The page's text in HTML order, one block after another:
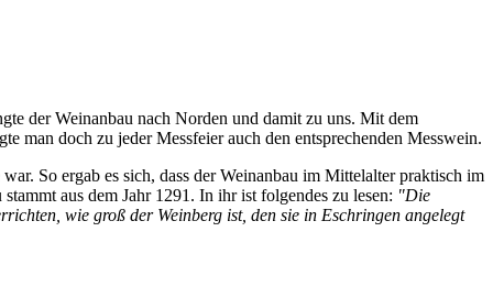
der Weinanbau nach Norden und damit zu uns. Mit dem
man doch zu jeder Messfeier auch den entsprechenden Messwein.
So ergab es sich, dass der Weinanbau im Mittelalter praktisch im
aus dem Jahr 1291. In ihr ist folgendes zu lesen: "Die
wie groß der Weinberg ist, den sie in Eschringen angelegt